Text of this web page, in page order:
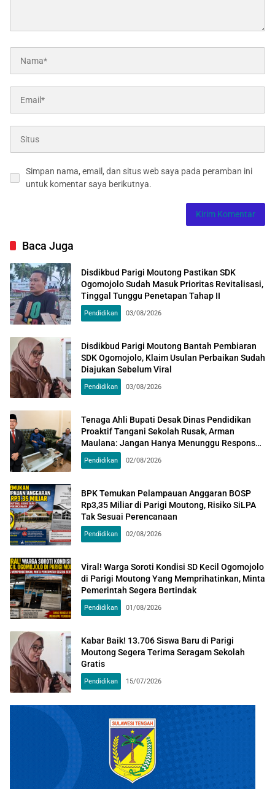
Simpan nama, email, dan situs web saya pada peramban ini
untuk komentar saya berikutnya.
Baca Juga
Disdikbud Parigi Moutong Pastikan SDK
Ogomojolo Sudah Masuk Prioritas Revitalisasi,
Tinggal Tunggu Penetapan Tahap II
Pendidikan 03/08/2026
Disdikbud Parigi Moutong Bantah Pembiaran
SDK Ogomojolo, Klaim Usulan Perbaikan Sudah
Diajukan Sebelum Viral
Pendidikan 03/08/2026
Tenaga Ahli Bupati Desak Dinas Pendidikan
Proaktif Tangani Sekolah Rusak, Arman
Maulana: Jangan Hanya Menunggu Respons
Kementerian
Pendidikan 02/08/2026
BPK Temukan Pelampauan Anggaran BOSP
Rp3,35 Miliar di Parigi Moutong, Risiko SiLPA
Tak Sesuai Perencanaan
Pendidikan 02/08/2026
Viral! Warga Soroti Kondisi SD Kecil Ogomojolo
di Parigi Moutong Yang Memprihatinkan, Minta
Pemerintah Segera Bertindak
Pendidikan 01/08/2026
Kabar Baik! 13.706 Siswa Baru di Parigi
Moutong Segera Terima Seragam Sekolah
Gratis
Pendidikan 15/07/2026